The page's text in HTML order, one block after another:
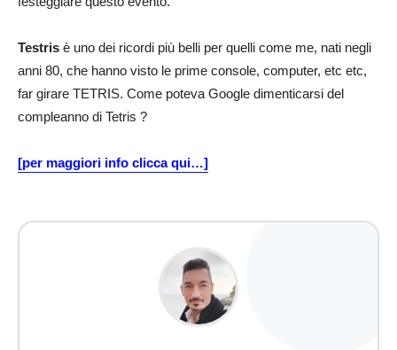
Testris è uno dei ricordi più belli per quelli come me, nati negli
anni 80, che hanno visto le prime console, computer, etc etc,
far girare TETRIS. Come poteva Google dimenticarsi del
compleanno di Tetris ?
[per maggiori info clicca qui…]